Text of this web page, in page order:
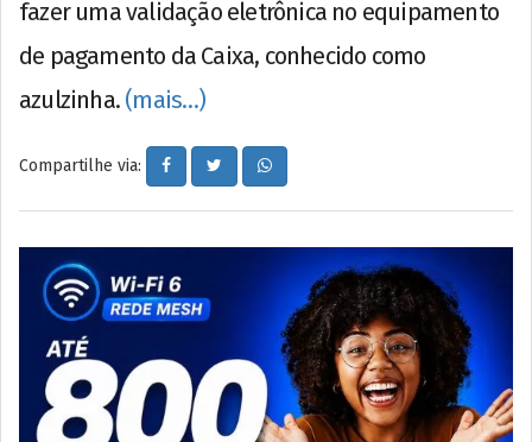
fazer uma validação eletrônica no equipamento
de pagamento da Caixa, conhecido como
azulzinha. (mais…)
Compartilhe via: